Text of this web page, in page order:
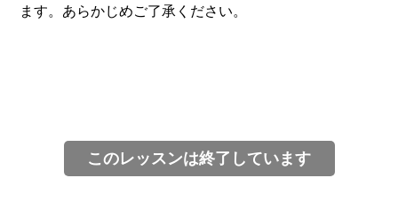
ます。あらかじめご了承ください。
このレッスンは終了しています